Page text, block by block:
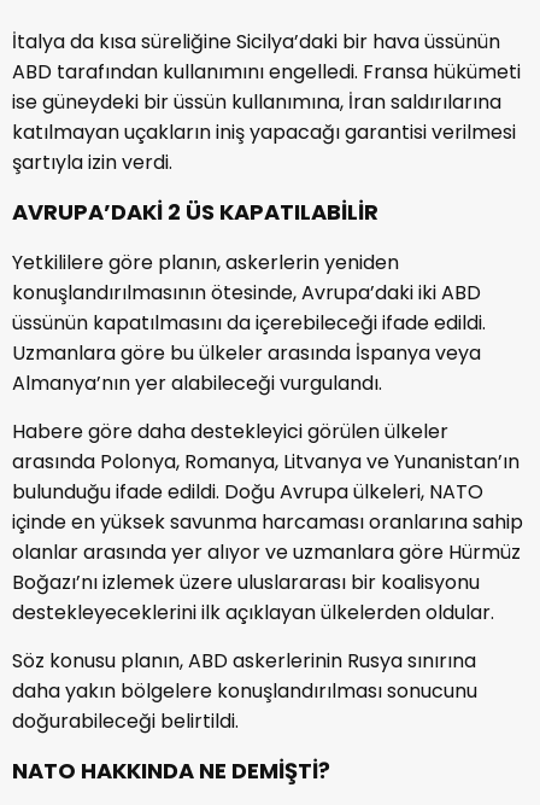
İtalya da kısa süreliğine Sicilya’daki bir hava üssünün
ABD tarafından kullanımını engelledi. Fransa hükümeti
ise güneydeki bir üssün kullanımına, İran saldırılarına
katılmayan uçakların iniş yapacağı garantisi verilmesi
şartıyla izin verdi.
AVRUPA’DAKİ 2 ÜS KAPATILABİLİR
Yetkililere göre planın, askerlerin yeniden
konuşlandırılmasının ötesinde, Avrupa’daki iki ABD
üssünün kapatılmasını da içerebileceği ifade edildi.
Uzmanlara göre bu ülkeler arasında İspanya veya
Almanya’nın yer alabileceği vurgulandı.
Habere göre daha destekleyici görülen ülkeler
arasında Polonya, Romanya, Litvanya ve Yunanistan’ın
bulunduğu ifade edildi. Doğu Avrupa ülkeleri, NATO
içinde en yüksek savunma harcaması oranlarına sahip
olanlar arasında yer alıyor ve uzmanlara göre Hürmüz
Boğazı’nı izlemek üzere uluslararası bir koalisyonu
destekleyeceklerini ilk açıklayan ülkelerden oldular.
Söz konusu planın, ABD askerlerinin Rusya sınırına
daha yakın bölgelere konuşlandırılması sonucunu
doğurabileceği belirtildi.
NATO HAKKINDA NE DEMİŞTİ?